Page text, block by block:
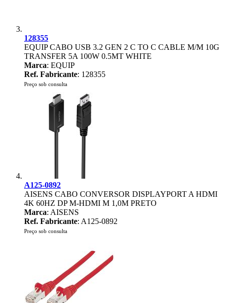
128355
EQUIP CABO USB 3.2 GEN 2 C TO C CABLE M/M 10G
TRANSFER 5A 100W 0.5MT WHITE
Marca: EQUIP
Ref. Fabricante: 128355
Preço sob consulta
A125-0892
AISENS CABO CONVERSOR DISPLAYPORT A HDMI
4K 60HZ DP M-HDMI M 1,0M PRETO
Marca: AISENS
Ref. Fabricante: A125-0892
Preço sob consulta